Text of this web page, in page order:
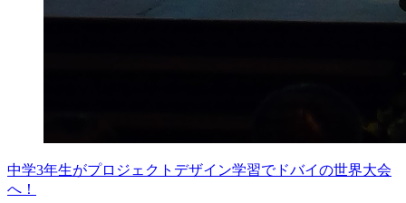
中学3年生がプロジェクトデザイン学習でドバイの世界大会
へ！